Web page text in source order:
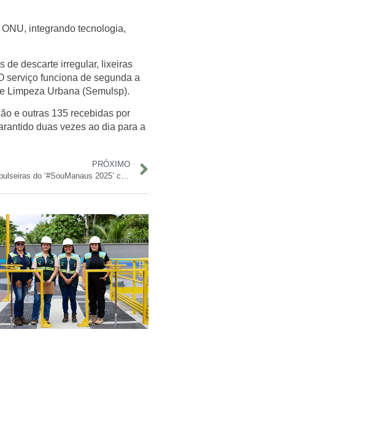
integrando tecnologia,
de descarte irregular, lixeiras
serviço funciona de segunda a
Limpeza Urbana (Semulsp).
e outras 135 recebidas por
duas vezes ao dia para a
PRÓXIMO
Primeira etapa de inscrições para pulseiras do ‘#SouManaus 2025’ começa nesta quarta-feira